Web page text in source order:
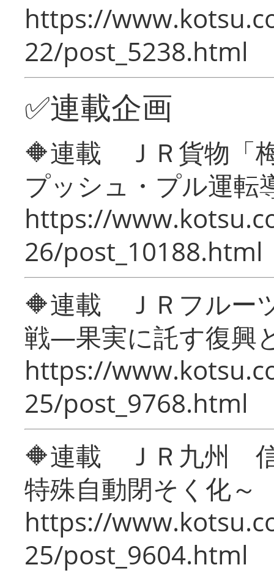
https://
22/post_5238.html
✅連載企画
🔶連載 ＪＲ貨物「
プッシュ・プル運転
https://
26/post_10188.html
🔶連載 ＪＲフルー
戦―果実に託す復興
https://
25/post_9768.html
🔶連載 ＪＲ九州 信
特殊自動閉そく化～
https://
25/post_9604.html